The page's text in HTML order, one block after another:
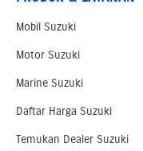
Mobil Suzuki
Motor Suzuki
Marine Suzuki
Daftar Harga Suzuki
Temukan Dealer Suzuki